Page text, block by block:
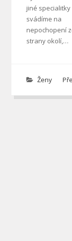
jiné specialitky
svádíme na
nepochopení
strany okolí,…
Ženy